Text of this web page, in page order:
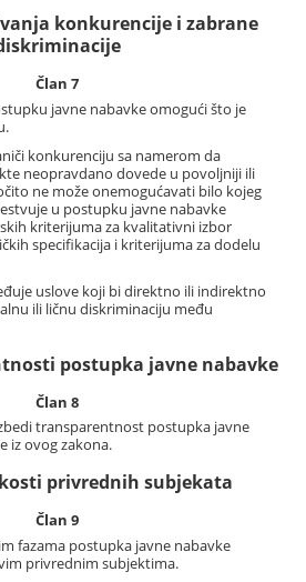
konkurencije i zabrane
Član 7
javne nabavke omogući što je
konkurenciju sa namerom da
neopravdano dovede u povoljniji ili
ne može onemogućavati bilo kojeg
u postupku javne nabavke
kriterijuma za kvalitativni izbor
specifikacija i kriterijuma za dodelu
uslove koji bi direktno ili indirektno
ili ličnu diskriminaciju među
postupka javne nabavke
Član 8
transparentnost postupka javne
iz ovog zakona.
privrednih subjekata
Član 9
fazama postupka javne nabavke
privrednim subjektima.